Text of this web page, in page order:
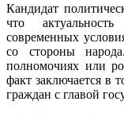
Кандидат
что
современных
со стороны
полномочиях или
факт заключается в
граждан с главой